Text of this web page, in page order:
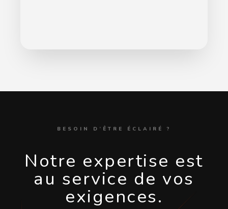
BESOIN D’ÊTRE ÉCLAIRÉ ?
Notre expertise est
au service de vos
exigences.